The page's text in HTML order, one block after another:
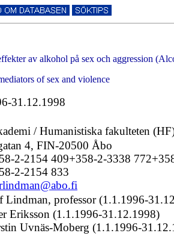
av alkohol på sex och aggression
of sex and violence
31.12.1998
/ Humanistiska fakulteten
4, FIN-20500 Åbo
2-2154 409+358-2-3338
2-2154 833
Lindman, professor (1.1.1996-
Eriksson (1.1.1996-31.12.1998)
Uvnäs-Moberg (1.1.1996-